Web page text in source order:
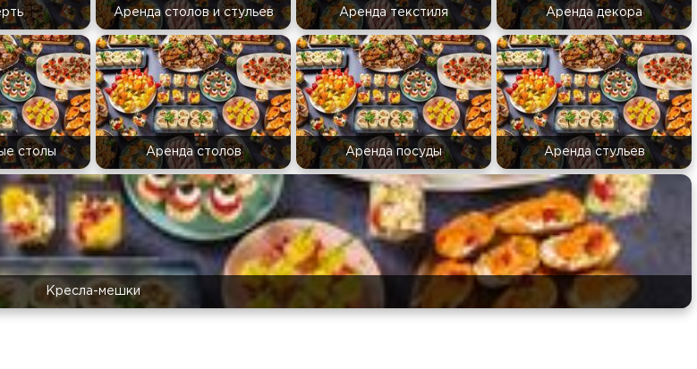
Аренда столов и стульев Аренда текстиля Аренда декора
столы Аренда столов Аренда посуды Аренда стульев
Кресла-мешки